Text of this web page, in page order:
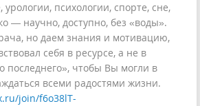
урологии, психологии, спорте, сне,
— научно, доступно, без «воды».
но даем знания и мотивацию,
себя в ресурсе, а не в
последнего», чтобы Вы могли в
всеми радостями жизни.
join/f6o38lT-